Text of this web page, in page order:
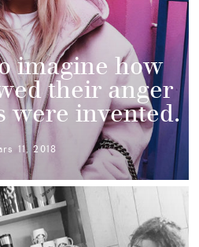
imagine how
their anger
were invented.
11, 2018